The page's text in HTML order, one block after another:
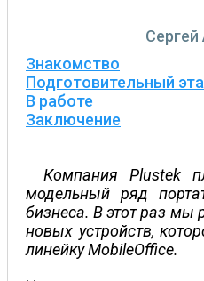
Знакомство
Подготовительный
В работе
Заключение
Компания Plustek
модельный ряд
бизнеса. В этот раз мы
новых устройств,
линейку MobileOffice.